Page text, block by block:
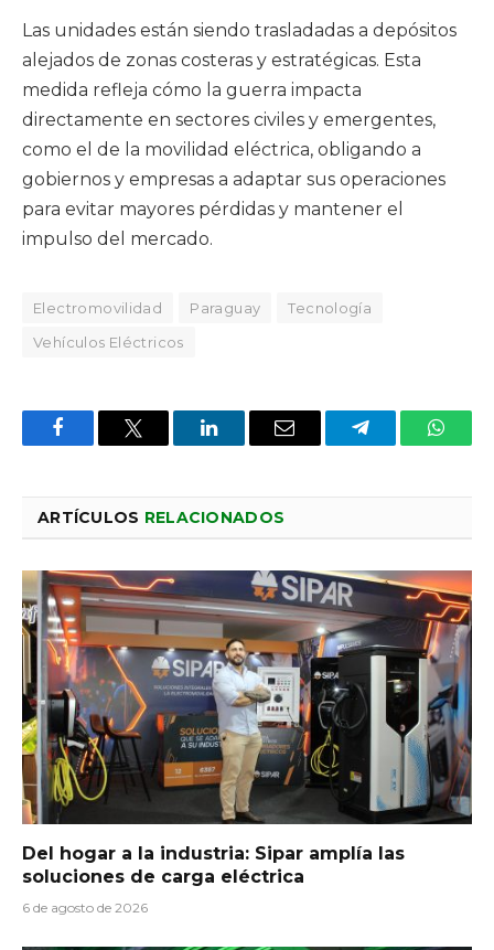
Las unidades están siendo trasladadas a depósitos
alejados de zonas costeras y estratégicas. Esta
medida refleja cómo la guerra impacta
directamente en sectores civiles y emergentes,
como el de la movilidad eléctrica, obligando a
gobiernos y empresas a adaptar sus operaciones
para evitar mayores pérdidas y mantener el
impulso del mercado.
Electromovilidad Paraguay
Tecnología
Vehículos Eléctricos
FacebookX LinkedInEmail Telegram
ARTÍCULOS RELACIONADOS
Del hogar a la industria: Sipar amplía las
soluciones de carga eléctrica
6 de agosto de 2026